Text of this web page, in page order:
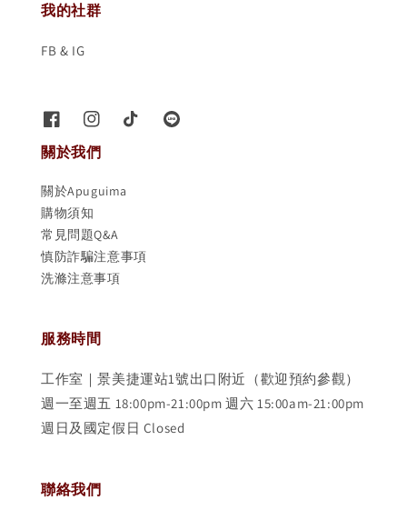
我的社群
FB & IG
關於我們
關於Apuguima
購物須知
常見問題Q&A
慎防詐騙注意事項
洗滌注意事項
服務時間
工作室｜景美捷運站1號出口附近（歡迎預約參觀）
週一至週五 18:00pm-21:00pm 週六 15:00am-21:00pm
週日及國定假日 Closed
聯絡我們